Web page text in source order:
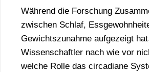
Während die Forschung
zwischen Schlaf,
Gewichtszunahme aufgezeigt
Wissenschaftler nach wie vor
welche Rolle das circadiane